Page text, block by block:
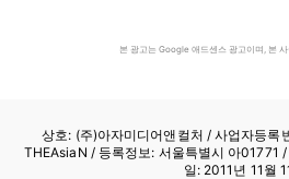
본 광고는 Google 애드센스 광고이며, 본
상호: (주)아자미디어앤컬처 /사업자등록
THEAsiaN / 등록정보: 서울특별시 아01771
일: 2011년 11월